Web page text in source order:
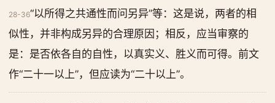
28-36“以所得之共通性而问另异”等：这是说，两者的相
似性，并非构成另异的合理原因；相反，应当审察的
是：是否依各自的自性，以真实义、胜义而可得。前文
作“二十一以上”，但应读为“二十以上”。